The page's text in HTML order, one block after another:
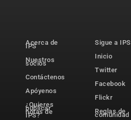
Acerca de
IPS
Nuestros
socios
Contáctenos
Apóyenos
¿Quieres
publicar
notas de
IPS?
Sigue a IPS
Inicio
Twitter
Facebook
Flickr
Reglas de
comunidad